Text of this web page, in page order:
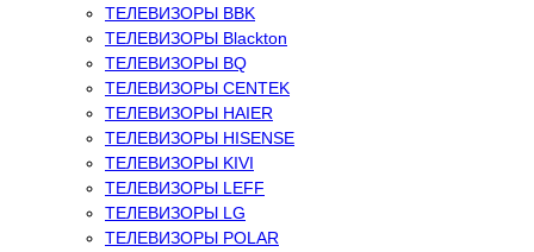
ТЕЛЕВИЗОРЫ BBK
ТЕЛЕВИЗОРЫ Blackton
ТЕЛЕВИЗОРЫ BQ
ТЕЛЕВИЗОРЫ CENTEK
ТЕЛЕВИЗОРЫ HAIER
ТЕЛЕВИЗОРЫ HISENSE
ТЕЛЕВИЗОРЫ KIVI
ТЕЛЕВИЗОРЫ LEFF
ТЕЛЕВИЗОРЫ LG
ТЕЛЕВИЗОРЫ POLAR